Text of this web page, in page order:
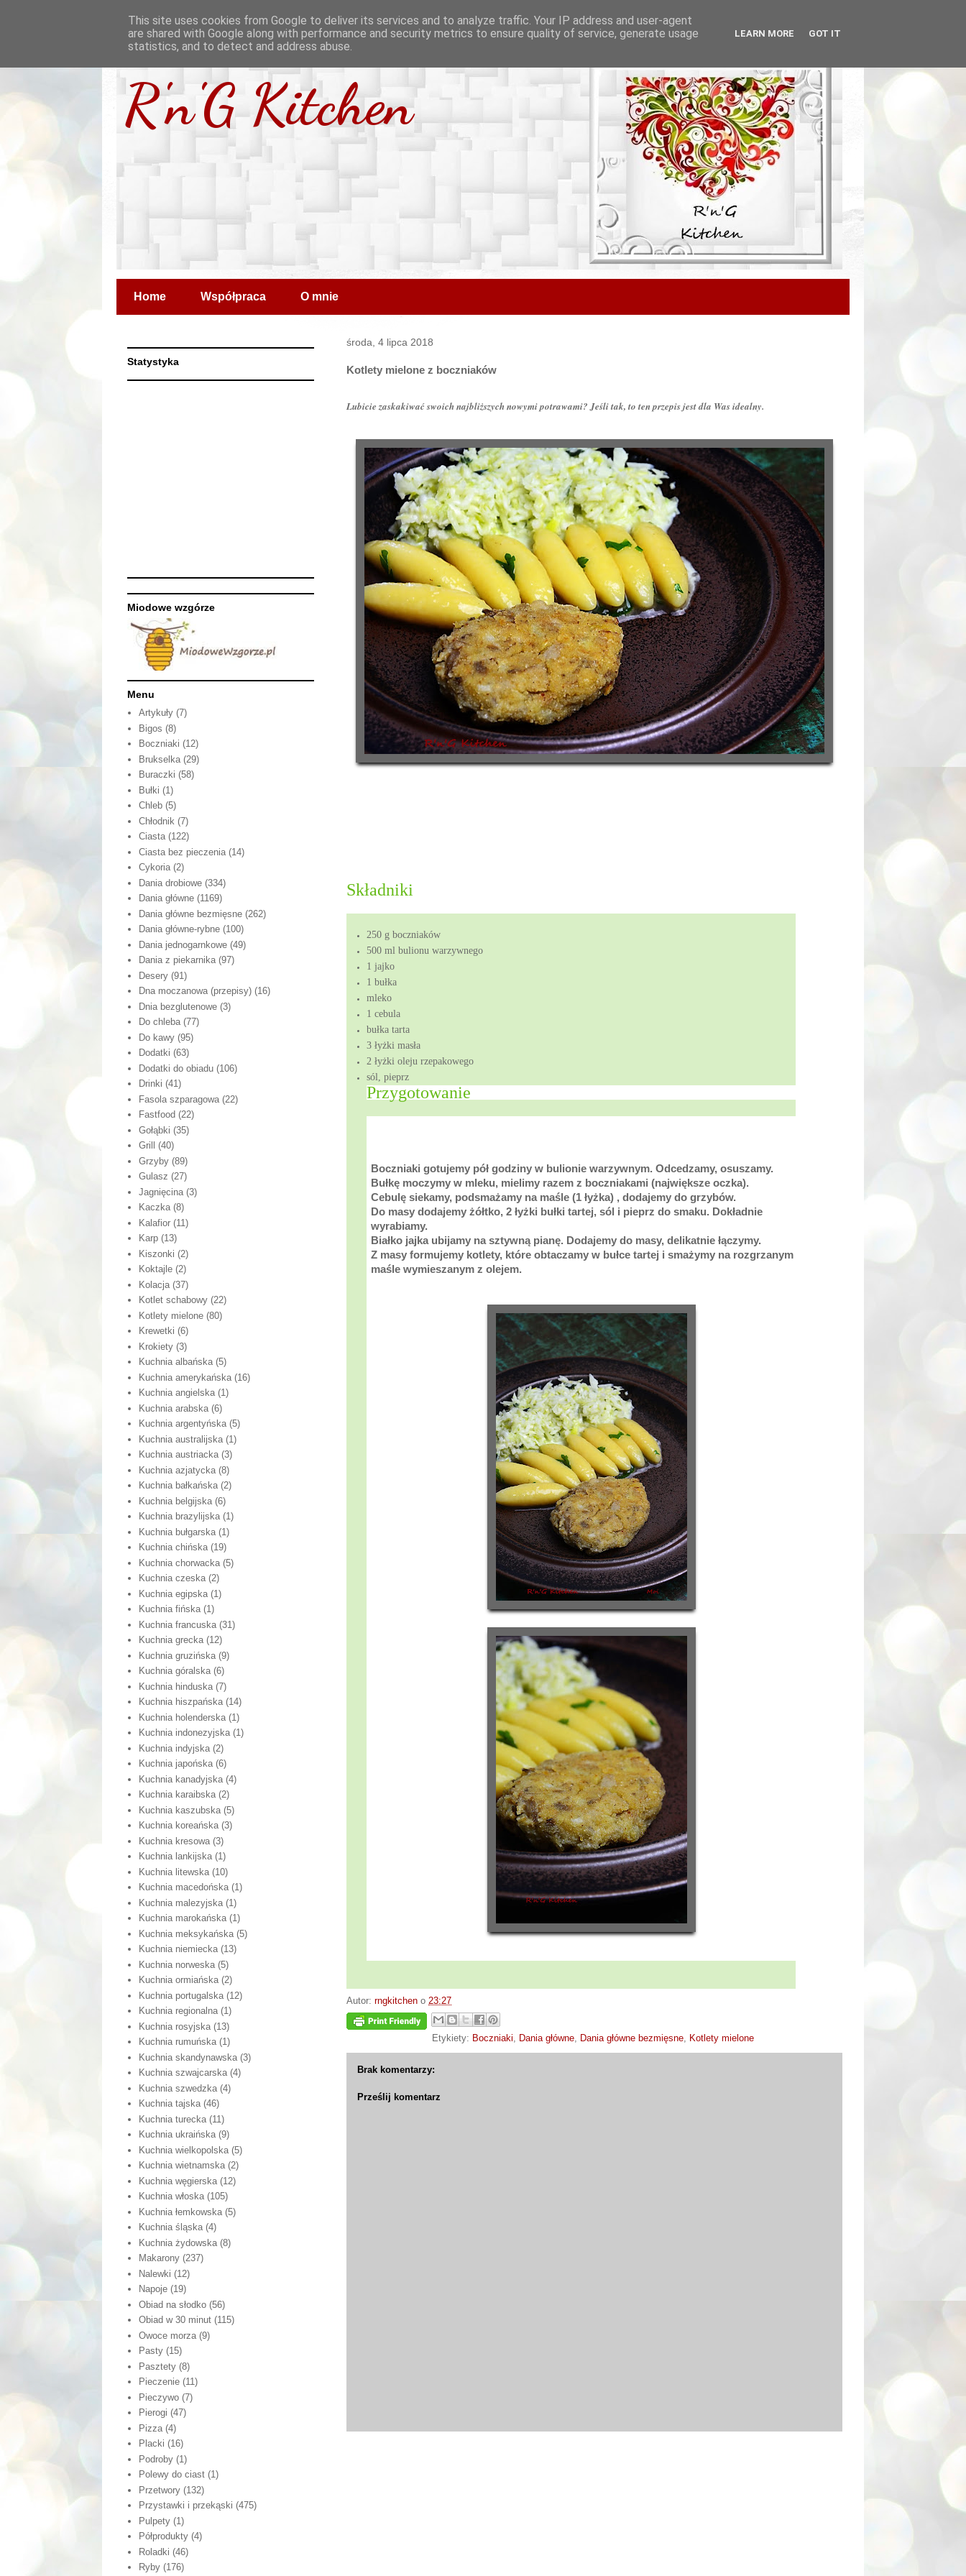
R'n'G Kitchen
Home Współpraca O mnie
środa, 4 lipca 2018
Kotlety mielone z boczniaków
Lubicie zaskakiwać swoich najbliższych nowymi potrawami? Jeśli tak, to ten przepis jest dla Was idealny.
Składniki
250 g boczniaków
500 ml bulionu warzywnego
1 jajko
1 bułka
mleko
1 cebula
bułka tarta
3 łyżki masła
2 łyżki oleju rzepakowego
sól, pieprz
Przygotowanie
Boczniaki gotujemy pół godziny w bulionie warzywnym. Odcedzamy, osuszamy.
Bułkę moczymy w mleku, mielimy razem z boczniakami (największe oczka).
Cebulę siekamy, podsmażamy na maśle (1 łyżka) , dodajemy do grzybów.
Do masy dodajemy żółtko, 2 łyżki bułki tartej, sól i pieprz do smaku. Dokładnie
wyrabiamy.
Białko jajka ubijamy na sztywną pianę. Dodajemy do masy, delikatnie łączymy.
Z masy formujemy kotlety, które obtaczamy w bułce tartej i smażymy na rozgrzanym
maśle wymieszanym z olejem.
Autor: rngkitchen o 23:27
Etykiety: Boczniaki, Dania główne, Dania główne bezmięsne, Kotlety mielone
Brak komentarzy:
Prześlij komentarz
Statystyka
Miodowe wzgórze
Menu
Artykuły (7)
Bigos (8)
Boczniaki (12)
Brukselka (29)
Buraczki (58)
Bułki (1)
Chleb (5)
Chłodnik (7)
Ciasta (122)
Ciasta bez pieczenia (14)
Cykoria (2)
Dania drobiowe (334)
Dania główne (1169)
Dania główne bezmięsne (262)
Dania główne-rybne (100)
Dania jednogarnkowe (49)
Dania z piekarnika (97)
Desery (91)
Dna moczanowa (przepisy) (16)
Dnia bezglutenowe (3)
Do chleba (77)
Do kawy (95)
Dodatki (63)
Dodatki do obiadu (106)
Drinki (41)
Fasola szparagowa (22)
Fastfood (22)
Gołąbki (35)
Grill
(40)
Grzyby (89)
Gulasz (27)
Jagnięcina (3)
Kaczka (8)
Kalafior (11)
Karp (13)
Kiszonki (2)
Koktajle (2)
Kolacja (37)
Kotlet schabowy (22)
Kotlety mielone (80)
Krewetki (6)
Krokiety (3)
Kuchnia albańska (5)
Kuchnia amerykańska (16)
Kuchnia angielska (1)
Kuchnia arabska (6)
Kuchnia argentyńska (5)
Kuchnia australijska (1)
Kuchnia austriacka (3)
Kuchnia azjatycka (8)
Kuchnia bałkańska (2)
Kuchnia belgijska (6)
Kuchnia brazylijska (1)
Kuchnia bułgarska (1)
Kuchnia chińska (19)
Kuchnia chorwacka (5)
Kuchnia czeska (2)
Kuchnia egipska (1)
Kuchnia fińska (1)
Kuchnia francuska (31)
Kuchnia grecka (12)
Kuchnia gruzińska (9)
Kuchnia góralska (6)
Kuchnia hinduska (7)
Kuchnia hiszpańska (14)
Kuchnia holenderska (1)
Kuchnia indonezyjska (1)
Kuchnia indyjska (2)
Kuchnia japońska (6)
Kuchnia kanadyjska (4)
Kuchnia karaibska (2)
Kuchnia kaszubska (5)
Kuchnia koreańska (3)
Kuchnia kresowa (3)
Kuchnia lankijska (1)
Kuchnia litewska (10)
Kuchnia macedońska (1)
Kuchnia malezyjska (1)
Kuchnia marokańska (1)
Kuchnia meksykańska (5)
Kuchnia niemiecka (13)
Kuchnia norweska (5)
Kuchnia ormiańska (2)
Kuchnia portugalska (12)
Kuchnia regionalna (1)
Kuchnia rosyjska (13)
Kuchnia rumuńska (1)
Kuchnia skandynawska (3)
Kuchnia szwajcarska (4)
Kuchnia szwedzka (4)
Kuchnia tajska (46)
Kuchnia turecka (11)
Kuchnia ukraińska (9)
Kuchnia wielkopolska (5)
Kuchnia wietnamska (2)
Kuchnia węgierska (12)
Kuchnia włoska (105)
Kuchnia łemkowska (5)
Kuchnia śląska (4)
Kuchnia żydowska (8)
Makarony (237)
Nalewki (12)
Napoje (19)
Obiad na słodko (56)
Obiad w 30 minut (115)
Owoce morza (9)
Pasty (15)
Pasztety (8)
Pieczenie (11)
Pieczywo (7)
Pierogi (47)
Pizza (4)
Placki (16)
Podroby (1)
Polewy do ciast (1)
Przetwory (132)
Przystawki i przekąski (475)
Pulpety (1)
Półprodukty (4)
Roladki (46)
Ryby (176)
This site uses cookies from Google to deliver its services and to analyze traffic. Your IP address and user-agent
are shared with Google along with performance and security metrics to ensure quality of service, generate usage
statistics, and to detect and address abuse.
LEARN MORE GOT IT